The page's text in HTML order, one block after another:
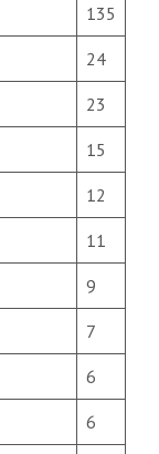
135
24
23
15
12
11
9
7
6
6